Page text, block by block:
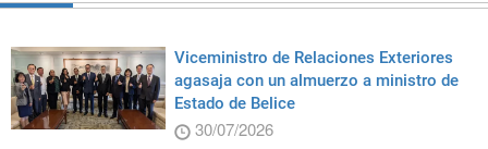
Viceministro de Relaciones Exteriores
agasaja con un almuerzo a ministro de
Estado de Belice
30/07/2026